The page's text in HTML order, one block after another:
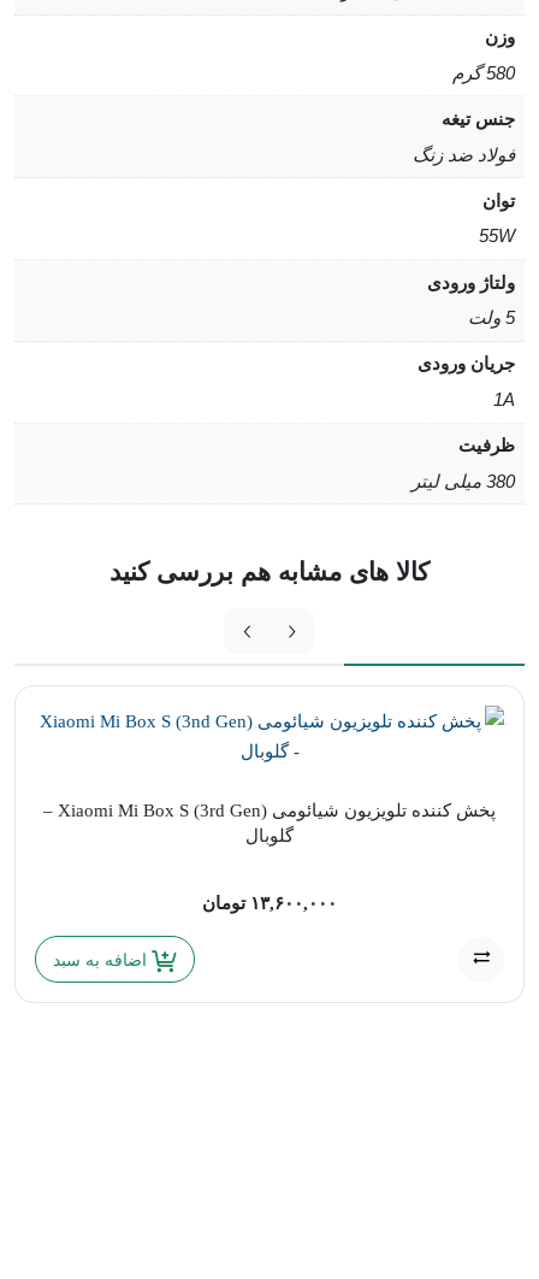
وزن
580 گرم
جنس تیغه
فولاد ضد زنگ
توان
55W
ولتاژ ورودی
5 ولت
جریان ورودی
1A
ظرفیت
380 میلی لیتر
کالا های مشابه هم بررسی کنید
پخش کننده تلویزیون شیائومی Xiaomi Mi Box S (3rd Gen) –
گلوبال
۱۳,۶۰۰,۰۰۰ تومان
اضافه به سبد